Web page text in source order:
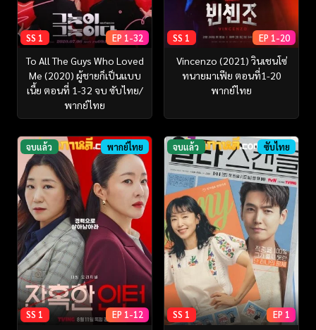
SS 1 EP 1-32
To All The Guys Who Loved
Me (2020) ผู้ชายก็เป็นแบบ
เนี้ย ตอนที่ 1-32 จบ ซับไทย/
พากย์ไทย
SS 1 EP 1-20
Vincenzo (2021) วินเชนโซ่
ทนายมาเฟีย ตอนที่1-20
พากย์ไทย
จบแล้ว พากย์ไทย
SS 1 EP 1-12
จบแล้ว ซับไทย
SS 1 EP 1